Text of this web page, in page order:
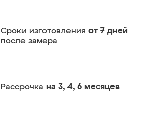
Сроки изготовления от 7 дней
после замера
Рассрочка на 3, 4, 6 месяцев